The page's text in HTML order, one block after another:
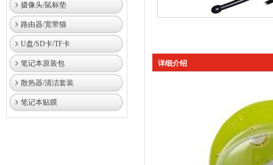
摄像头/鼠标垫
路由器/宽带猫
U盘/SD卡/TF卡
笔记本原装包
散热器/清洁套装
笔记本贴膜
详细介绍